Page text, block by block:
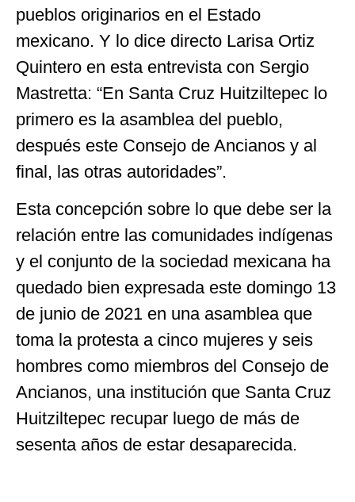
pueblos originarios en el Estado
mexicano. Y lo dice directo Larisa Ortiz
Quintero en esta entrevista con Sergio
Mastretta: “En Santa Cruz Huitziltepec lo
primero es la asamblea del pueblo,
después este Consejo de Ancianos y al
final, las otras autoridades”.
Esta concepción sobre lo que debe ser la
relación entre las comunidades indígenas
y el conjunto de la sociedad mexicana ha
quedado bien expresada este domingo 13
de junio de 2021 en una asamblea que
toma la protesta a cinco mujeres y seis
hombres como miembros del Consejo de
Ancianos, una institución que Santa Cruz
Huitziltepec recupar luego de más de
sesenta años de estar desaparecida.